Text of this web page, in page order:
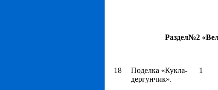
Раздел№2
18
Поделка «Кукла-
дергунчик».
1